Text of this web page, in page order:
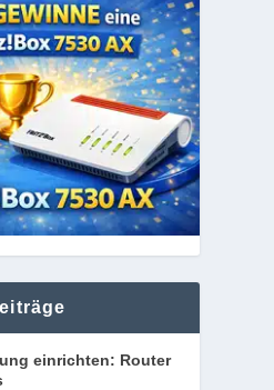
einrichten: Router